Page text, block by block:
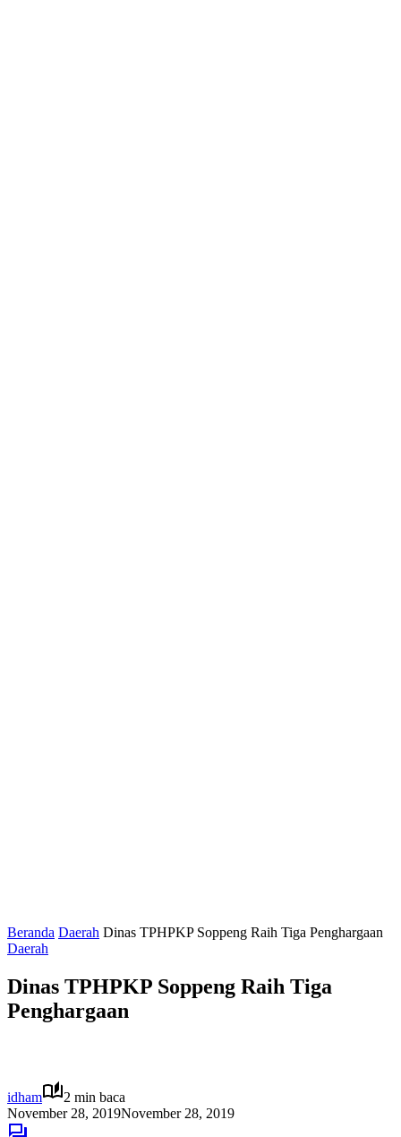
Beranda Daerah Dinas TPHPKP Soppeng Raih Tiga Penghargaan
Daerah
Dinas TPHPKP Soppeng Raih Tiga
Penghargaan
idham
2 min baca
November 28, 2019November 28, 2019